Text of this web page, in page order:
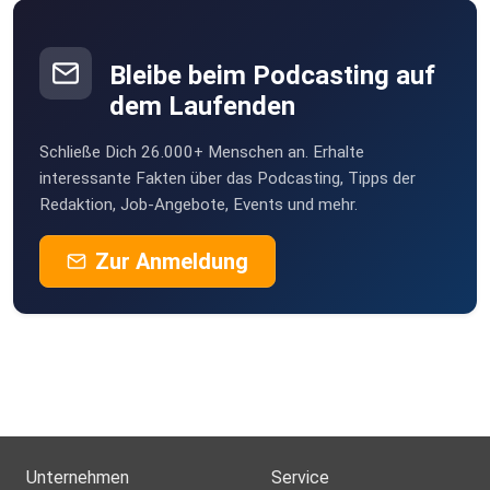
Folge mir auf Instagram:
⁠⁠⁠⁠⁠⁠⁠⁠⁠⁠⁠⁠ / stimmschmiede_luise⁠⁠⁠⁠⁠⁠⁠⁠⁠⁠⁠
Bleibe beim Podcasting auf
dem Laufenden
Schließe Dich 26.000+ Menschen an. Erhalte
interessante Fakten über das Podcasting, Tipps der
Redaktion, Job-Angebote, Events und mehr.
Zur Anmeldung
Unternehmen Service